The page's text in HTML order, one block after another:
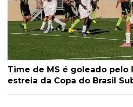
Time de MS é goleado pelo
estreia da Copa do Brasil